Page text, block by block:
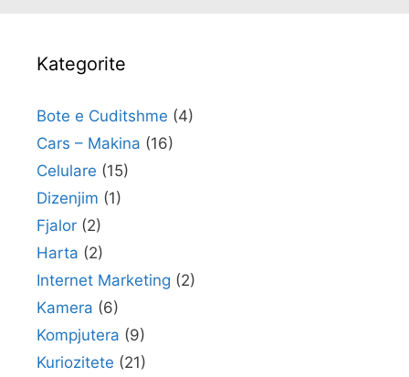
Kategorite
Bote e Cuditshme (4)
Cars – Makina (16)
Celulare (15)
Dizenjim (1)
Fjalor (2)
Harta (2)
Internet Marketing (2)
Kamera (6)
Kompjutera (9)
Kuriozitete (21)